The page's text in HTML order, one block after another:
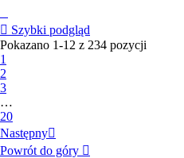
 Szybki podgląd
Pokazano 1-12 z 234 pozycji
1
2
3
…
20
Następny
Powrót do góry 